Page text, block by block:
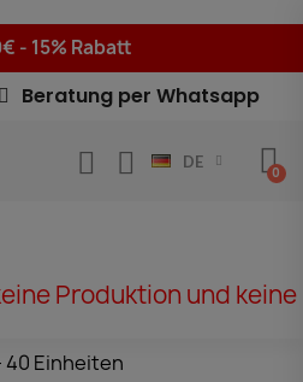
- 15% Rabatt
Beratung per Whatsapp
DE
Produktion und keine
40 Einheiten